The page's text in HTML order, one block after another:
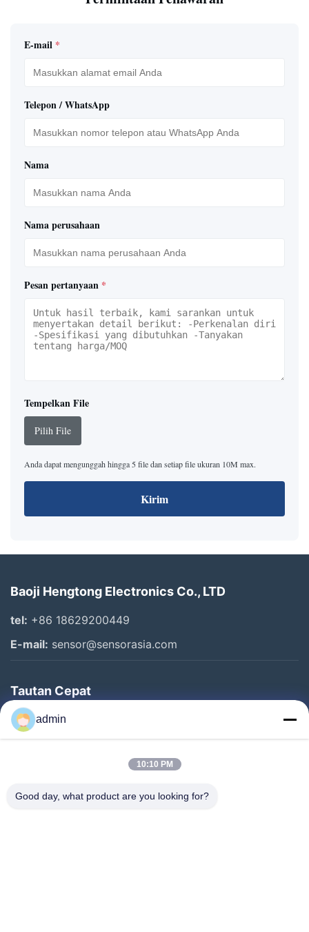
E-mail *
Telepon / WhatsApp
Nama
Nama perusahaan
Pesan pertanyaan *
Tempelkan File
Pilih File
Anda dapat mengunggah hingga 5 file dan setiap file ukuran 10M max.
Kirim
Baoji Hengtong Electronics Co., LTD
tel: +86 18629200449
E-mail: sensor@sensorasia.com
Tautan Cepat
Rumah
Produk
Tentang Kami
admin
10:10 PM
Good day, what product are you looking for?